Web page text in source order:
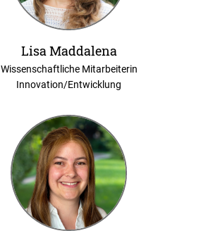
Lisa Maddalena
Wissenschaftliche Mitarbeiterin
Innovation/Entwicklung